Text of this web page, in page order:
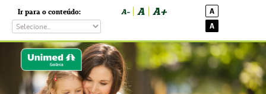
Ir para o conteúdo: A- A A+
A
A